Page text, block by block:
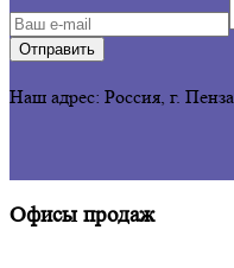
Отправить
Наш адрес: Россия, г. Пенза,
Офисы продаж